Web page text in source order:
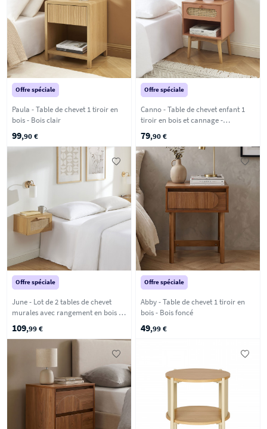
Offre spéciale
Paula - Table de chevet 1 tiroir en
bois - Bois clair
99,90 €
Offre spéciale
Canno - Table de chevet enfant 1
tiroir en bois et cannage -
Terracotta
79,90 €
Offre spéciale
June - Lot de 2 tables de chevet
murales avec rangement en bois et
109,99 €
Offre spéciale
Abby - Table de chevet 1 tiroir en
bois - Bois foncé
49,99 €